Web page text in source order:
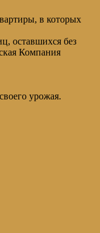
в которых
оставшихся без
Компания
урожая.